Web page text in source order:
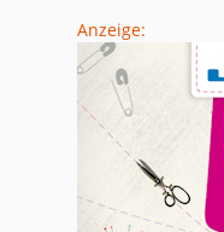
Anzeige: